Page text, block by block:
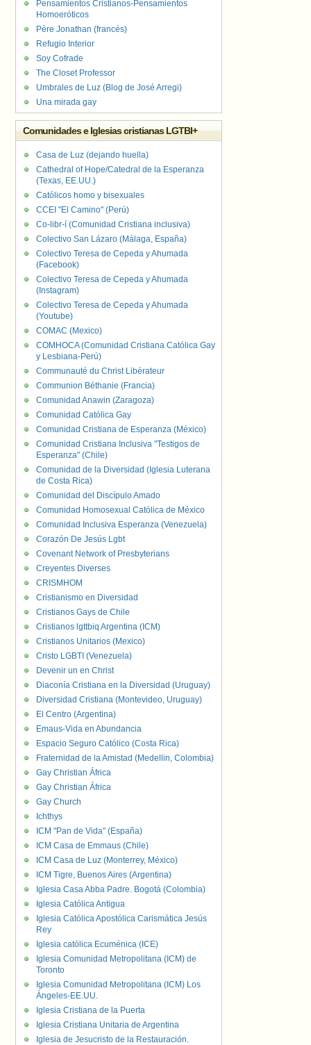
Pensamientos Cristianos-Pensamientos
Homoeróticos
Père Jonathan (francés)
Refugio Interior
Soy Cofrade
The Closet Professor
Umbrales de Luz (Blog de José Arregi)
Una mirada gay
Comunidades e Iglesias cristianas LGTBI+
Casa de Luz (dejando huella)
Cathedral of Hope/Catedral de la Esperanza
(Texas, EE.UU.)
Católicos homo y bisexuales
CCEI "El Camino" (Perú)
Co-libr-í (Comunidad Cristiana inclusiva)
Colectivo San Lázaro (Málaga, España)
Colectivo Teresa de Cepeda y Ahumada
(Facebook)
Colectivo Teresa de Cepeda y Ahumada
(Instagram)
Colectivo Teresa de Cepeda y Ahumada
(Youtube)
COMAC (Mexico)
COMHOCA (Comunidad Cristiana Católica Gay
y Lesbiana-Perú)
Communauté du Christ Libérateur
Communion Béthanie (Francia)
Comunidad Anawin (Zaragoza)
Comunidad Católica Gay
Comunidad Cristiana de Esperanza (México)
Comunidad Cristiana Inclusiva "Testigos de
Esperanza" (Chile)
Comunidad de la Diversidad (Iglesia Luterana
de Costa Rica)
Comunidad del Discípulo Amado
Comunidad Homosexual Católica de México
Comunidad Inclusiva Esperanza (Venezuela)
Corazón De Jesús Lgbt
Covenant Network of Presbyterians
Creyentes Diverses
CRISMHOM
Cristianismo en Diversidad
Cristianos Gays de Chile
Cristianos lgttbiq Argentina (ICM)
Cristianos Unitarios (Mexico)
Cristo LGBTI (Venezuela)
Devenir un en Christ
Diaconía Cristiana en la Diversidad (Uruguay)
Diversidad Cristiana (Montevideo, Uruguay)
El Centro (Argentina)
Emaus-Vida en Abundancia
Espacio Seguro Católico (Costa Rica)
Fraternidad de la Amistad (Medellin, Colombia)
Gay Christian África
Gay Christian África
Gay Church
Ichthys
ICM "Pan de Vida" (España)
ICM Casa de Emmaus (Chile)
ICM Casa de Luz (Monterrey, México)
ICM Tigre, Buenos Aires (Argentina)
Iglesia Casa Abba Padre. Bogotá (Colombia)
Iglesia Católica Antigua
Iglesia Católica Apostólica Carismática Jesús
Rey
Iglesia católica Ecuménica (ICE)
Iglesia Comunidad Metropolitana (ICM) de
Toronto
Iglesia Comunidad Metropolitana (ICM) Los
Ángeles-EE.UU.
Iglesia Cristiana de la Puerta
Iglesia Cristiana Unitaria de Argentina
Iglesia de Jesucristo de la Restauración.